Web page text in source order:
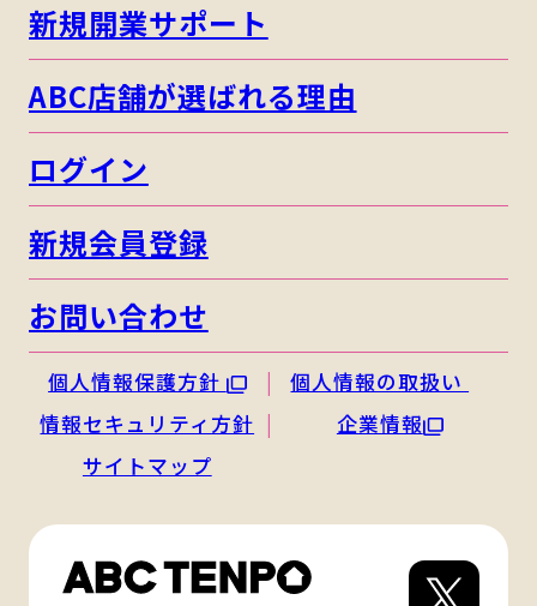
新規開業サポート
ABC店舗が選ばれる理由
ログイン
新規会員登録
お問い合わせ
個人情報保護方針
個人情報の取扱い
情報セキュリティ方針
企業情報
サイトマップ